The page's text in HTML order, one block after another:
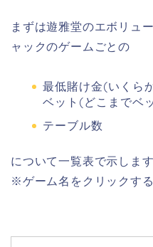
まずは遊雅堂のエボリュ
ャックのゲームごとの
最低賭け金(いくら
ベット(どこまでベ
テーブル数
について一覧表で示します
※ゲーム名をクリックす